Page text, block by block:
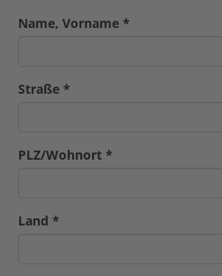
Name, Vorname *
Straße *
PLZ/Wohnort *
Land *